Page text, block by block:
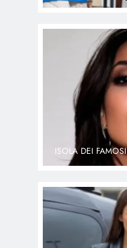
ISOLA DEI FAMOSI